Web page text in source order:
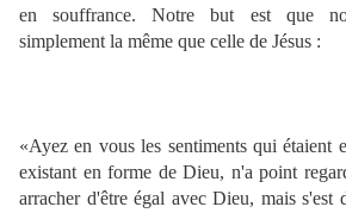
en souffrance. Notre but est que
simplement la même que celle de Jésus :
«Ayez en vous les sentiments qui étaient
existant en forme de Dieu, n'a point
arracher d'être égal avec Dieu, mais s'est